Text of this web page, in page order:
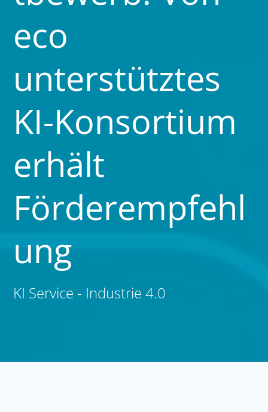
eco
unterstütztes
KI-Konsortium
erhält
Förderempfehl
ung
KI Service - Industrie 4.0